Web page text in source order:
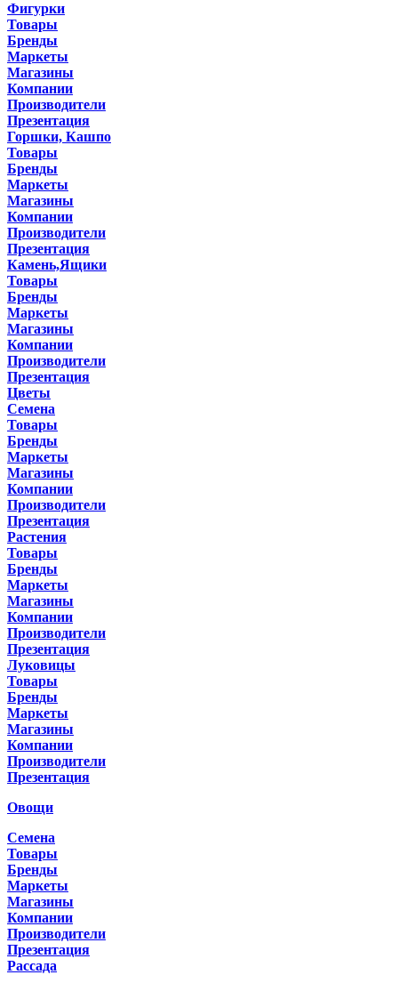
Фигурки
Товары
Бренды
Маркеты
Магазины
Компании
Производители
Презентация
Горшки, Кашпо
Товары
Бренды
Маркеты
Магазины
Компании
Производители
Презентация
Камень,Ящики
Товары
Бренды
Маркеты
Магазины
Компании
Производители
Презентация
Цветы
Семена
Товары
Бренды
Маркеты
Магазины
Компании
Производители
Презентация
Растения
Товары
Бренды
Маркеты
Магазины
Компании
Производители
Презентация
Луковицы
Товары
Бренды
Маркеты
Магазины
Компании
Производители
Презентация
Овощи
Семена
Товары
Бренды
Маркеты
Магазины
Компании
Производители
Презентация
Рассада